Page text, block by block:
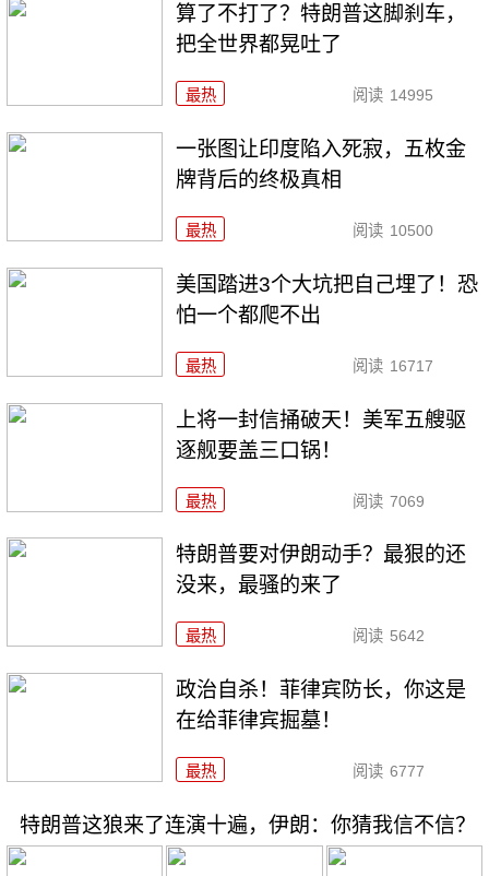
算了不打了？特朗普这脚刹车，
把全世界都晃吐了
最热 阅读 14995
一张图让印度陷入死寂，五枚金
牌背后的终极真相
最热 阅读 10500
美国踏进3个大坑把自己埋了！恐
怕一个都爬不出
最热 阅读 16717
上将一封信捅破天！美军五艘驱
逐舰要盖三口锅！
最热 阅读 7069
特朗普要对伊朗动手？最狠的还
没来，最骚的来了
最热 阅读 5642
政治自杀！菲律宾防长，你这是
在给菲律宾掘墓！
最热 阅读 6777
特朗普这狼来了连演十遍，伊朗：你猜我信不信？